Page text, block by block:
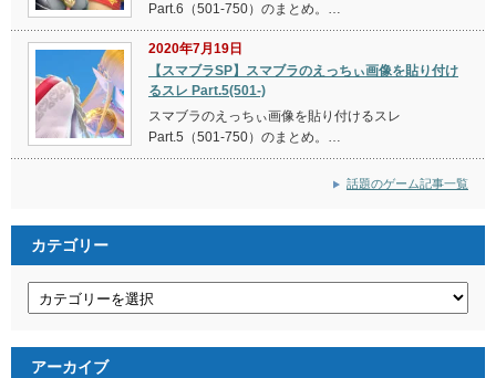
Part.6（501-750）のまとめ。…
2020年7月19日
【スマブラSP】スマブラのえっちぃ画像を貼り付け
るスレ Part.5(501-)
スマブラのえっちぃ画像を貼り付けるスレ
Part.5（501-750）のまとめ。…
話題のゲーム記事一覧
カテゴリー
アーカイブ